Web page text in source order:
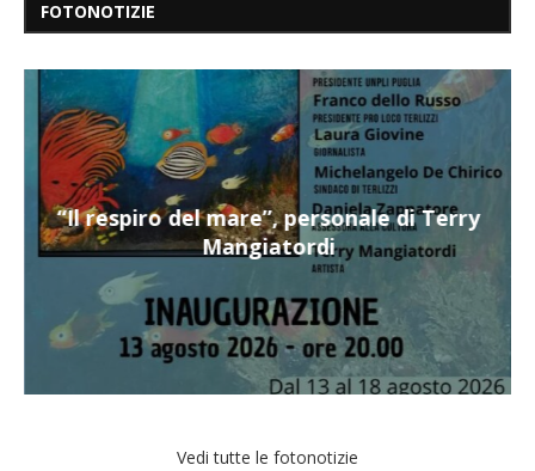
FOTONOTIZIE
“Il respiro del mare”, personale di Terry
Mangiatordi
Vedi tutte le fotonotizie